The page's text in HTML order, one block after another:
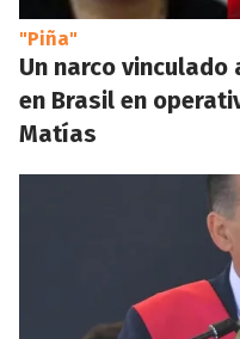
"Piña"
Un narco
en Brasil en
Matías